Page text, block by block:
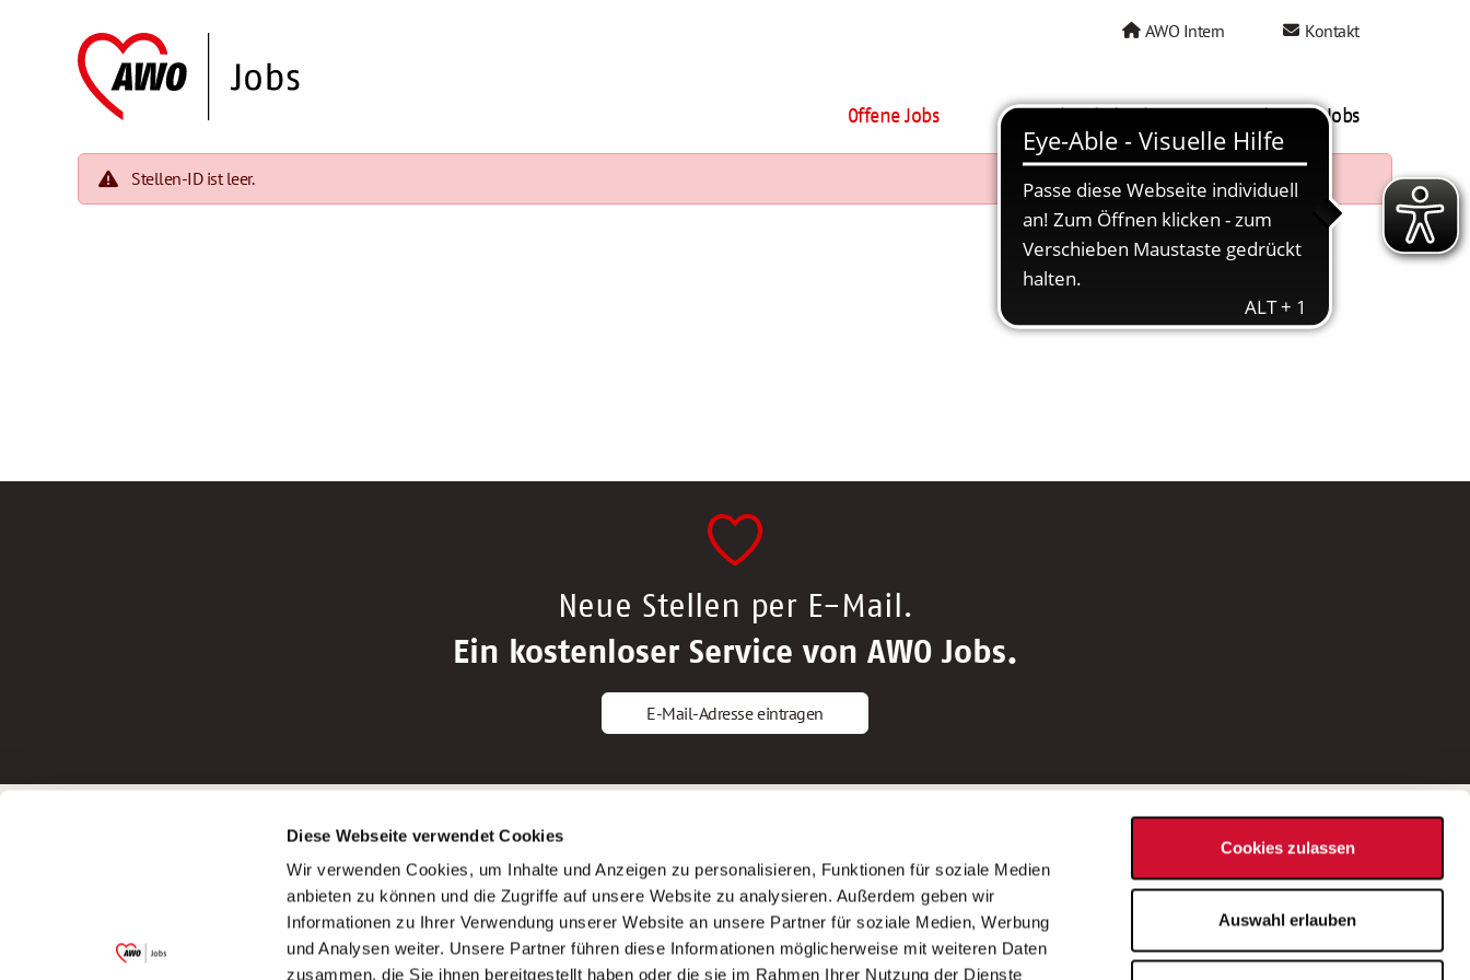
Diese Webseite verwendet Cookies
Wir verwenden Cookies, um Inhalte und Anzeigen zu personalisieren, Funktionen für soziale Medien
anbieten zu können und die Zugriffe auf unsere Website zu analysieren. Außerdem geben wir
Informationen zu Ihrer Verwendung unserer Website an unsere Partner für soziale Medien, Werbung
und Analysen weiter. Unsere Partner führen diese Informationen möglicherweise mit weiteren Daten
zusammen, die Sie ihnen bereitgestellt haben oder die sie im Rahmen Ihrer Nutzung der Dienste
Cookies zulassen
Auswahl erlauben
AWO Intern Kontakt
Offene Jobs AWO als Arbeitgeber Mein AWO Jobs
Stellen-ID ist leer.
Neue Stellen per E-Mail.
Ein kostenloser Service von AWO Jobs.
E-Mail-Adresse eintragen
Garitz Bewirtschaftungsbetriebe GmbH
(Ein Tochterunternehmen des AWO
Bezirksverbandes Unterfranken e.V.)
Bewerbungstipps
Bewerbung als Altenpfleger*in
Bewerbung als Krankenpfleger*in
Bewerbung als Altenpflegehelfer*in
Bewerbung als Erzieher*in
AWO Gliederungen nach Bundesland
Stellenangebote nach Bundesländern
Sitemap
Impressum
Datenschutz
Bei Fragen zu einer Stellenausschreibung
wenden Sie sich bitte an die*den in der
Stellenausschreibung genannte*n